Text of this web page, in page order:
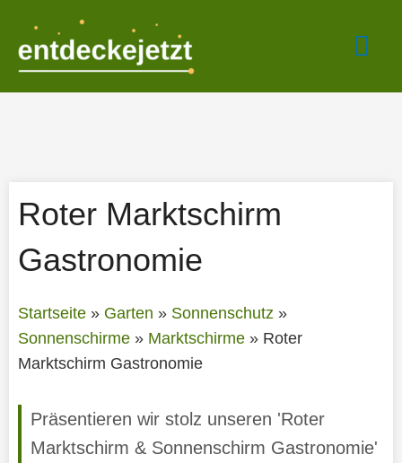
springen
Roter Marktschirm
Gastronomie
Startseite» Garten » Sonnenschutz»
Sonnenschirme» Marktschirme» Roter
Marktschirm Gastronomie
Präsentieren wir stolz unseren 'Roter
Marktschirm & Sonnenschirm Gastronomie'